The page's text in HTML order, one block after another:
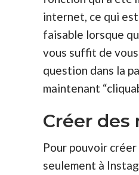
internet, ce qui
faisable lorsque
vous suffit de
question dans la
maintenant
Créer
Pour pouvoir
seulement à